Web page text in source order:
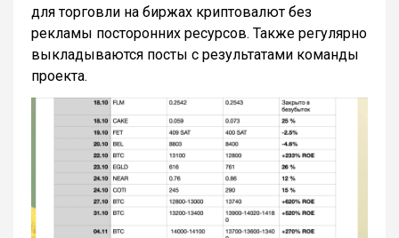
для торговли на биржах криптовалют без
рекламы посторонних ресурсов. Также регулярно
выкладываются посты с результатами команды
проекта.